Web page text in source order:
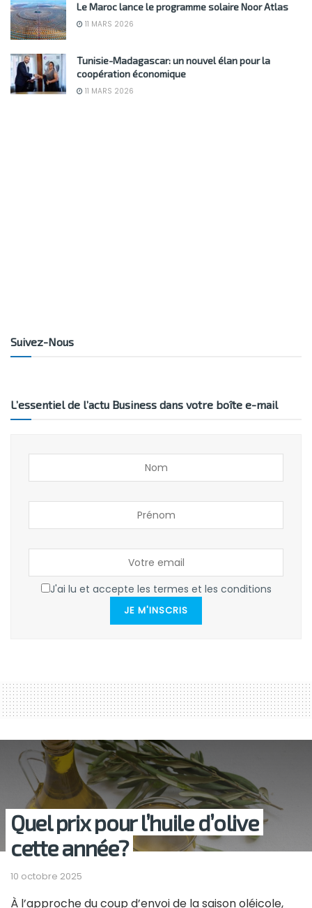
Le Maroc lance le programme solaire Noor Atlas
11 MARS 2026
Tunisie-Madagascar: un nouvel élan pour la
coopération économique
11 MARS 2026
Suivez-Nous
L’essentiel de l’actu Business dans votre boîte e-mail
J'ai lu et accepte les termes et les conditions
JE M'INSCRIS
Quel prix pour l’huile d’olive
cette année?
10 octobre 2025
À l’approche du coup d’envoi de la saison oléicole,